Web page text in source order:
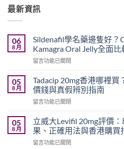
最新資訊
06
8 月
Sildenafil學名藥邊隻好？
Kamagra Oral Jelly全面比
在
學
名
藥
邊
好？
Cenforce-
100、
Kamagra
留言功能已關閉
05
8 月
Tadacip 20mg香港哪裡買
價錢與真假辨別指南
在
20mg
香
港
哪
留言功能已關閉
05
8 月
立威大Levifil 20mg評價
果、正確用法與香港購買
在
留言功能已關閉